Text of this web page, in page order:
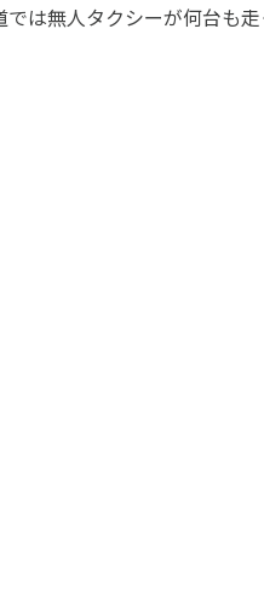
は無人タクシーが何台も